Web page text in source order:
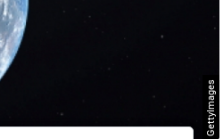
GettyImages